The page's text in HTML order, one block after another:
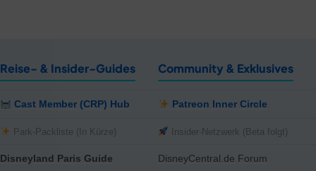
Reise- & Insider-Guides
Cast Member (CRP) Hub
Park-Packliste (In Kürze)
Disneyland Paris Guide
Community & Exklusives
Patreon Inner Circle
Insider-Netzwerk (Beta folgt)
DisneyCentral.de Forum